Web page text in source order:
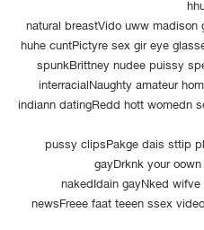
natural breastVido uww
huhe cuntPictyre sex gir eye
spunkBrittney nudee puissy
interracialNaughty amateur
indiann datingRedd hott womedn
pussy clipsPakge dais sttip
gayDrknk your
nakedIdain gayNked
newsFreee faat teeen ssex